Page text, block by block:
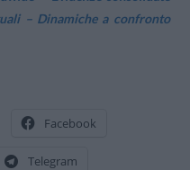
– Dinamiche a confronto
Facebook
Telegram